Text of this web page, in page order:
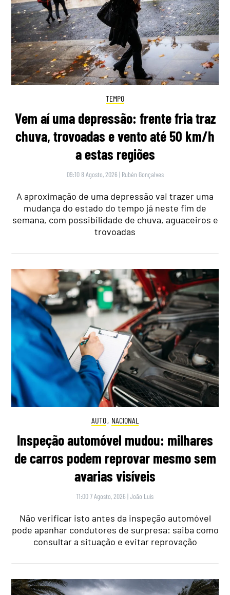
TEMPO
Vem aí uma depressão: frente fria traz
chuva, trovoadas e vento até 50 km/h
a estas regiões
09:10 8 Agosto, 2026 | Rubén Gonçalves
A aproximação de uma depressão vai trazer uma
mudança do estado do tempo já neste fim de
semana, com possibilidade de chuva, aguaceiros e
trovoadas
AUTO, NACIONAL
Inspeção automóvel mudou: milhares
de carros podem reprovar mesmo sem
avarias visíveis
11:00 7 Agosto, 2026 |João Luís
Não verificar isto antes da inspeção automóvel
pode apanhar condutores de surpresa: saiba como
consultar a situação e evitar reprovação